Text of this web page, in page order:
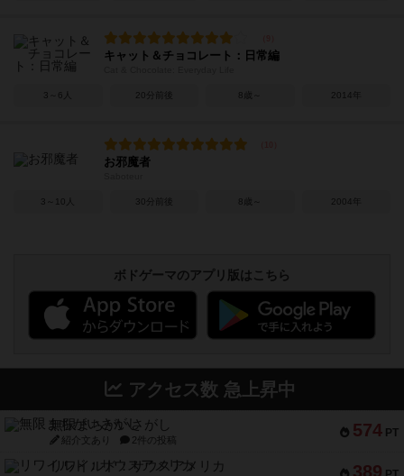
キャット＆チョコレート：日常編
3～6人 20分前後 8歳～ 2014年
お邪魔者
3～10人 30分前後 8歳～ 2004年
ボドゲーマのアプリ版はこちら
アクセス数 急上昇中
574 PT
無限まちがいさがし
紹介文あり 2件の投稿
389
リワイルド：サウスアメリカ